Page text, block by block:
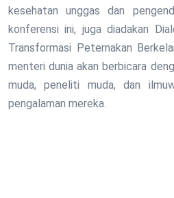
kesehatan unggas dan
konferensi ini, juga diadakan
Transformasi Peternakan
menteri dunia akan berbicara
muda, peneliti muda, dan
pengalaman mereka.